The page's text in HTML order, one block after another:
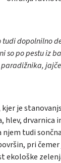
dopolnilno
so po pestu iz
kjer je
drvarnica
njem tudi
pri
ekološke